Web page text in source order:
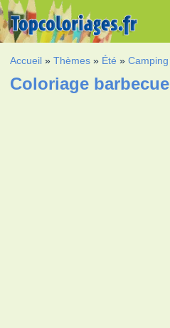
Accueil »Thèmes » Été »Camping
Coloriage barbecue